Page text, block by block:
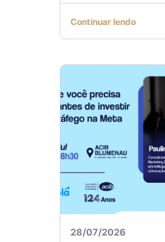
Continuar lendo
28/07/2026